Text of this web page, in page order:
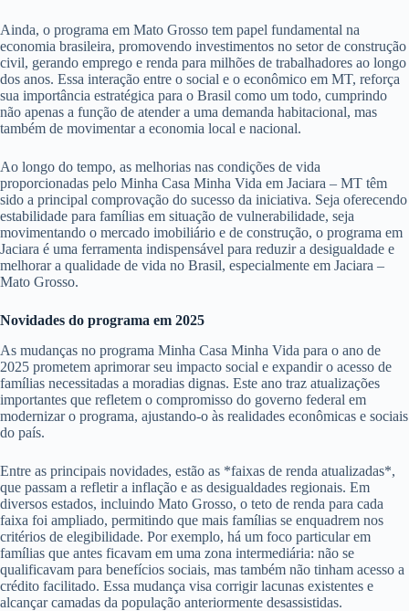
Ainda, o programa em Mato Grosso tem papel fundamental na
economia brasileira, promovendo investimentos no setor de construção
civil, gerando emprego e renda para milhões de trabalhadores ao longo
dos anos. Essa interação entre o social e o econômico em MT, reforça
sua importância estratégica para o Brasil como um todo, cumprindo
não apenas a função de atender a uma demanda habitacional, mas
também de movimentar a economia local e nacional.
Ao longo do tempo, as melhorias nas condições de vida
proporcionadas pelo Minha Casa Minha Vida em Jaciara – MT têm
sido a principal comprovação do sucesso da iniciativa. Seja oferecendo
estabilidade para famílias em situação de vulnerabilidade, seja
movimentando o mercado imobiliário e de construção, o programa em
Jaciara é uma ferramenta indispensável para reduzir a desigualdade e
melhorar a qualidade de vida no Brasil, especialmente em Jaciara –
Mato Grosso.
Novidades do programa em 2025
As mudanças no programa Minha Casa Minha Vida para o ano de
2025 prometem aprimorar seu impacto social e expandir o acesso de
famílias necessitadas a moradias dignas. Este ano traz atualizações
importantes que refletem o compromisso do governo federal em
modernizar o programa, ajustando-o às realidades econômicas e sociais
do país.
Entre as principais novidades, estão as *faixas de renda atualizadas*,
que passam a refletir a inflação e as desigualdades regionais. Em
diversos estados, incluindo Mato Grosso, o teto de renda para cada
faixa foi ampliado, permitindo que mais famílias se enquadrem nos
critérios de elegibilidade. Por exemplo, há um foco particular em
famílias que antes ficavam em uma zona intermediária: não se
qualificavam para benefícios sociais, mas também não tinham acesso a
crédito facilitado. Essa mudança visa corrigir lacunas existentes e
alcançar camadas da população anteriormente desassistidas.